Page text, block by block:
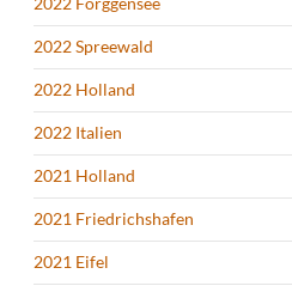
2022 Spreewald
2022 Holland
2022 Italien
2021 Holland
2021 Friedrichshafen
2021 Eifel